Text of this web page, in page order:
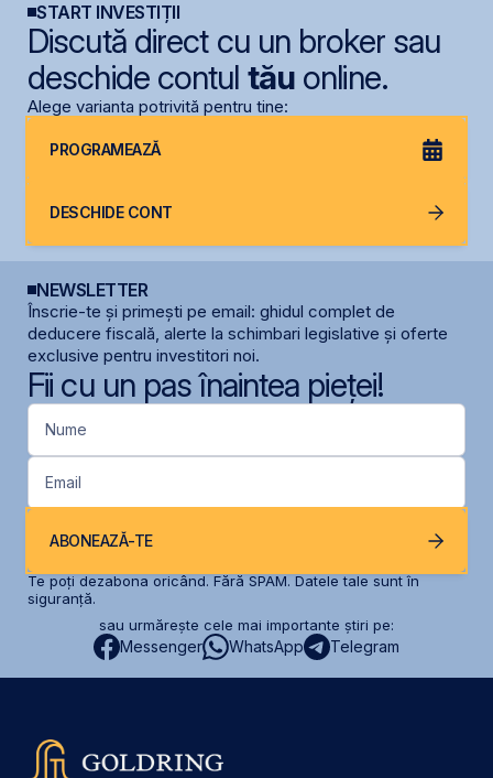
START INVESTIȚII
Discută direct cu un broker sau
deschide contul tăuonline.
Alege varianta potrivită pentru tine:
PROGRAMEAZĂ
DESCHIDE CONT
NEWSLETTER
Înscrie-te și primești pe email: ghidul complet de
deducere fiscală, alerte la schimbari legislative și oferte
exclusive pentru investitori noi.
Fii cu un pas înaintea pieței!
Nume
Email
ABONEAZĂ-TE
Te poți dezabona oricând. Fără SPAM. Datele tale sunt în
siguranță.
sau urmărește cele mai importante știri pe:
Messenger WhatsApp Telegram